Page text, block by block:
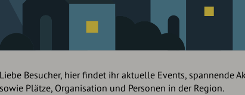
Liebe Besucher, hier findet ihr aktuelle Events, spannende
sowie Plätze, Organisation und Personen in der Region.